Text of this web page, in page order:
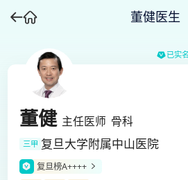
董健医生
已实
董健 主任医师 骨科
三甲 复旦大学附属中山医院
复旦榜A++++